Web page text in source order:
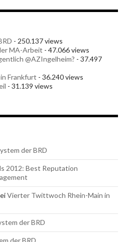
- 250.137 views
MA-Arbeit - 47.066 views
@AZIngelheim? - 37.497
Frankfurt - 36.240 views
- 31.139 views
der BRD
2012: Best Reputation
Vierter Twittwoch Rhein-Main in
der BRD
der BRD